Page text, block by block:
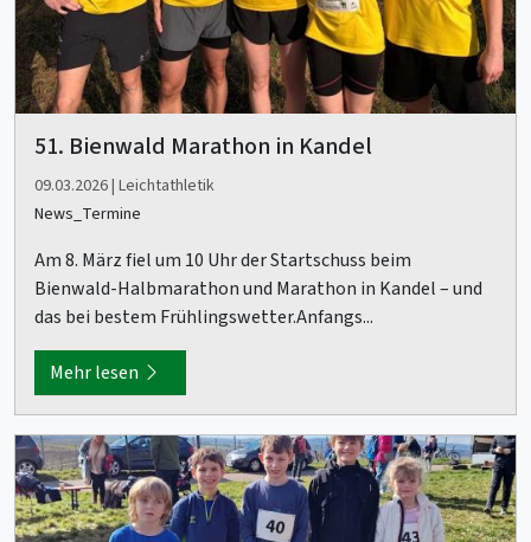
51. Bienwald Marathon in Kandel
09.03.2026 | Leichtathletik
News_Termine
Am 8. März fiel um 10 Uhr der Startschuss beim
Bienwald-Halbmarathon und Marathon in Kandel – und
das bei bestem Frühlingswetter.Anfangs...
Mehr lesen